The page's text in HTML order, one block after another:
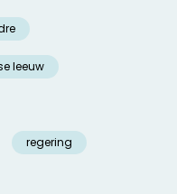
leeuw
regering